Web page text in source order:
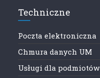
Techniczne
Poczta elektroniczna
Chmura danych UM
Usługi dla podmiotów